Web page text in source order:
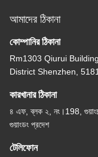
আমাদের ঠিকানা
কোম্পানির ঠিকানা
Rm1303 Qiurui
District Shenzhen,
কারখানার ঠিকানা
৪ এফ, ব্লক ২, নং।198, গুয়াংচং
গুয়াংডং প্রদেশ
টেলিফোন